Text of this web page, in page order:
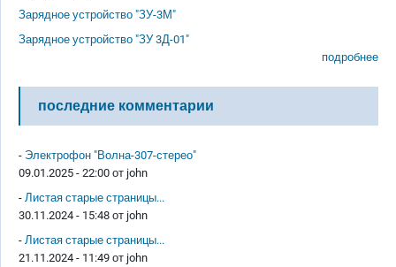
Зарядное устройство "ЗУ-3М"
Зарядное устройство "ЗУ 3Д-01"
подробнее
последние комментарии
- Электрофон "Волна-307-стерео"
09.01.2025 - 22:00 от john
- Листая старые страницы...
30.11.2024 - 15:48 от john
- Листая старые страницы...
21.11.2024 - 11:49 от john